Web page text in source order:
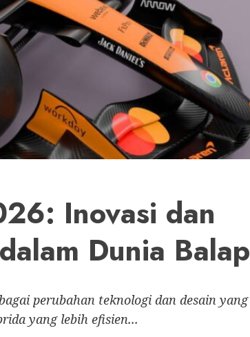
Inovasi dan
Dunia Balap
perubahan teknologi dan desain yang
yang lebih efisien...